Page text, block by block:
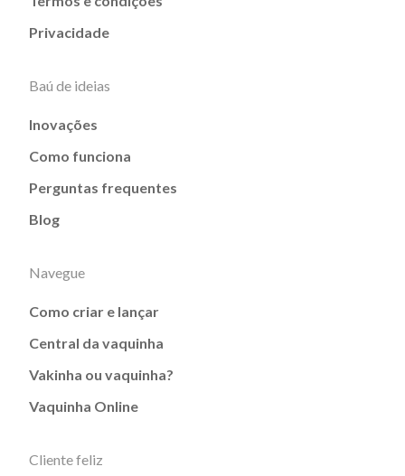
Privacidade
Baú de ideias
Inovações
Como funciona
Perguntas frequentes
Blog
Navegue
Como criar e lançar
Central da vaquinha
Vakinha ou vaquinha?
Vaquinha Online
Cliente feliz